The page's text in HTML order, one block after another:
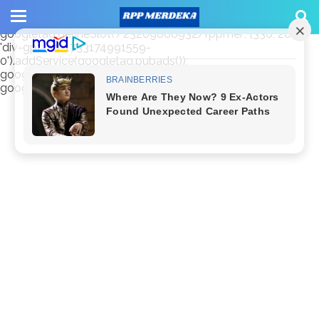
window.googletag = window.googletag || {cmd: []};
googletag.cmd.push(function() {
googletag.defineSlot('/23209888932/rppmer', [336, 280],
'div-gpt-ad-1733174991559-
0').addService(googletag.pubads());
googletag.pubads().enableSingleRequest();
googletag.enableServices(); });